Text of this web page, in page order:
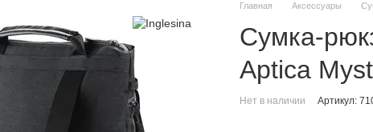
Главная Аксессуары
Сумка-
Aptica
Нет в наличии Артикул: